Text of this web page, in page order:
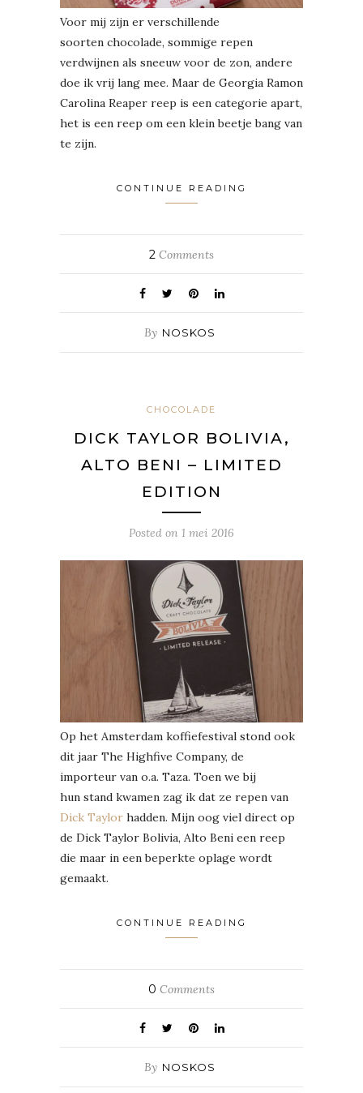
Voor mij zijn er verschillende
soorten chocolade, sommige repen
verdwijnen als sneeuw voor de zon, andere
doe ik vrij lang mee. Maar de Georgia Ramon
Carolina Reaper reep is een categorie apart,
het is een reep om een klein beetje bang van
te zijn.
CONTINUE READING
2 Comments
By NOSKOS
CHOCOLADE
DICK TAYLOR BOLIVIA,
ALTO BENI – LIMITED
EDITION
Posted on 1 mei 2016
Op het Amsterdam koffiefestival stond ook
dit jaar The Highfive Company, de
importeur van o.a. Taza. Toen we bij
hun stand kwamen zag ik dat ze repen van
Dick Taylor hadden. Mijn oog viel direct op
de Dick Taylor Bolivia, Alto Beni een reep
die maar in een beperkte oplage wordt
gemaakt.
CONTINUE READING
0 Comments
By NOSKOS